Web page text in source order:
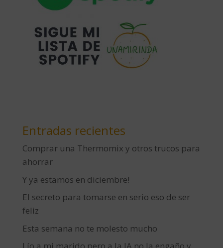
Entradas recientes
Comprar una Thermomix y otros trucos para
ahorrar
Y ya estamos en diciembre!
El secreto para tomarse en serio eso de ser
feliz
Esta semana no te molesto mucho